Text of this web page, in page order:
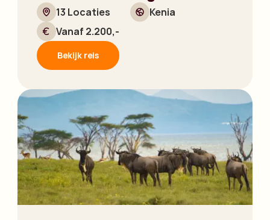
13 Locaties
Kenia
Vanaf 2.200,-
Bekijk reis